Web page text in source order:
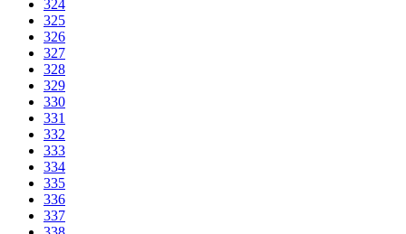
324
325
326
327
328
329
330
331
332
333
334
335
336
337